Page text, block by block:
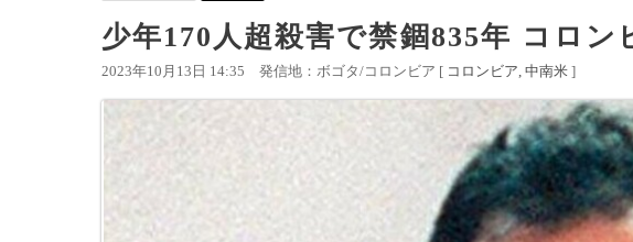
少年170人超殺害で禁錮835年 コロ
2023年10月13日 14:35 発信地：ボゴタ/コロンビア [ コロンビア 中南米 ]